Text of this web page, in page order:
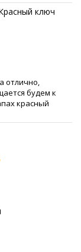
отлично,
будем к
красный